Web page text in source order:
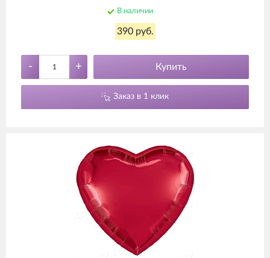
В наличии
390 руб.
- + Купить
Заказ в 1 клик